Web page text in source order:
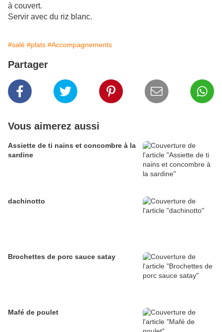
à couvert.
Servir avec du riz blanc.
#salé #plats #Accompagnements
Partager
Vous aimerez aussi
Assiette de ti nains et concombre à la
sardine
dachinotto
Brochettes de porc sauce satay
Mafé de poulet